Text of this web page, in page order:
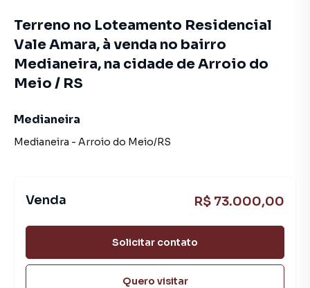
Terreno no Loteamento Residencial
Vale Amara, à venda no bairro
Medianeira, na cidade de Arroio do
Meio / RS
Medianeira
Medianeira - Arroio do Meio/RS
Venda R$ 73.000,00
Solicitar contato
Quero visitar